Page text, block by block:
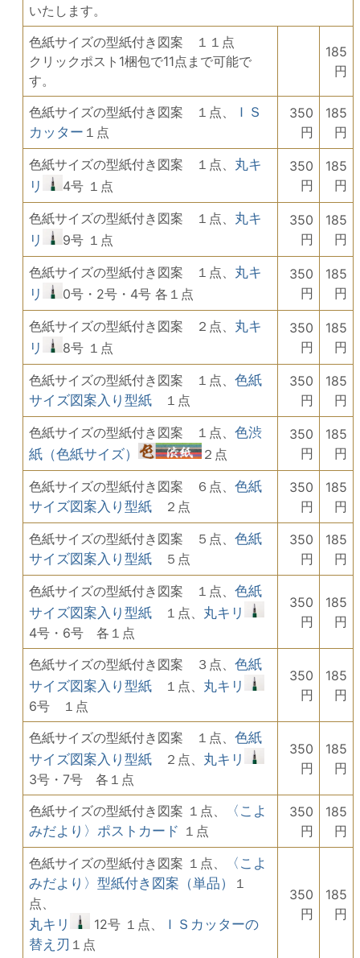
いたします。
色紙サイズの型紙付き図案 １１点
クリックポスト1梱包で11点まで可能で
す。
185
円
色紙サイズの型紙付き図案 １点、
ＩＳ
カッター １点
350
円
185
円
色紙サイズの型紙付き図案 １点、 丸キ
リ
4号 １点
350
円
185
円
色紙サイズの型紙付き図案 １点、 丸キ
リ
9号 １点
350
円
185
円
色紙サイズの型紙付き図案 １点、 丸キ
リ
0号・2号・4号 各１点
350
円
185
円
色紙サイズの型紙付き図案 ２点、 丸キ
リ
8号 １点
350
円
185
円
色紙サイズの型紙付き図案 １点、 色紙
サイズ図案入り型紙 １点
350
円
185
円
色紙サイズの型紙付き図案 １点、 色渋
紙（色紙サイズ）
２点
350
円
185
円
色紙サイズの型紙付き図案 ６点、 色紙
サイズ図案入り型紙 ２点
350
円
185
円
色紙サイズの型紙付き図案 ５点、 色紙
サイズ図案入り型紙 ５点
350
円
185
円
色紙サイズの型紙付き図案 １点、 色紙
サイズ図案入り型紙 １点、 丸キリ
4号・6号 各１点
350
円
185
円
色紙サイズの型紙付き図案 ３点、 色紙
サイズ図案入り型紙 １点、 丸キリ
6号 １点
350
円
185
円
色紙サイズの型紙付き図案 １点、 色紙
サイズ図案入り型紙 ２点、 丸キリ
3号・7号 各１点
350
円
185
円
色紙サイズの型紙付き図案 １点、
〈こよ
みだより〉ポストカード １点
350
円
185
円
色紙サイズの型紙付き図案 １点、
〈こよ
みだより〉型紙付き図案（単品）
１
点、
丸キリ
12号 １点、
ＩＳカッターの
替え刃 １点
350
円
185
円